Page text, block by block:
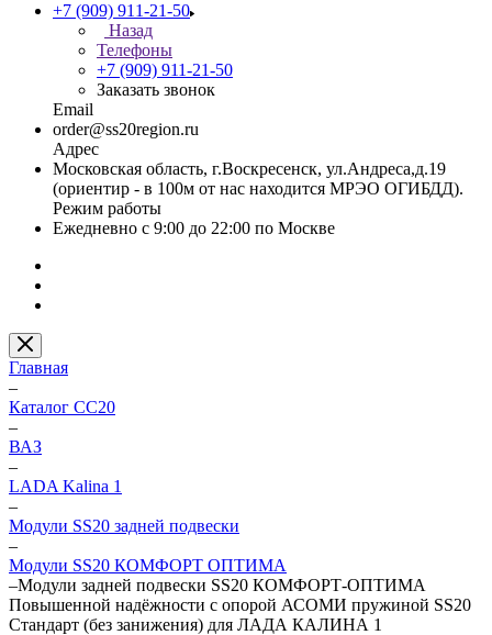
+7 (909) 911-21-50
Назад
Телефоны
+7 (909) 911-21-50
Заказать звонок
Email
order@ss20region.ru
Адрес
Московская область, г.Воскресенск, ул.Андреса,д.19
(ориентир - в 100м от нас находится МРЭО ОГИБДД).
Режим работы
Ежедневно с 9:00 до 22:00 по Москве
Главная
–
Каталог CC20
–
ВАЗ
–
LADA Kalina 1
–
Модули SS20 задней подвески
–
Модули SS20 КОМФОРТ ОПТИМА
–Модули задней подвески SS20 КОМФОРТ-ОПТИМА
Повышенной надёжности с опорой АСОМИ пружиной SS20
Стандарт (без занижения) для ЛАДА КАЛИНА 1